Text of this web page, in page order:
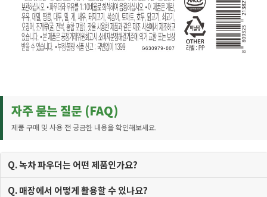
자주 묻는 질문 (FAQ)
제품 구매 및 사용 전 궁금한 내용을 확인해보세요.
Q. 녹차 파우더는 어떤 제품인가요?
Q. 매장에서 어떻게 활용할 수 있나요?